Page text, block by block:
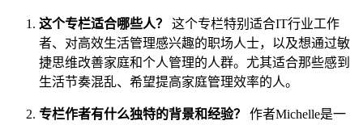
这个专栏适合哪些人？
这个专栏特别适合IT行业工作
者、对高效生活管理感兴趣的职场人士，以及想通过敏
捷思维改善家庭和个人管理的人群。尤其适合那些感到
生活节奏混乱、希望提高家庭管理效率的人。
专栏作者有什么独特的背景和经验？
作者Michelle是一